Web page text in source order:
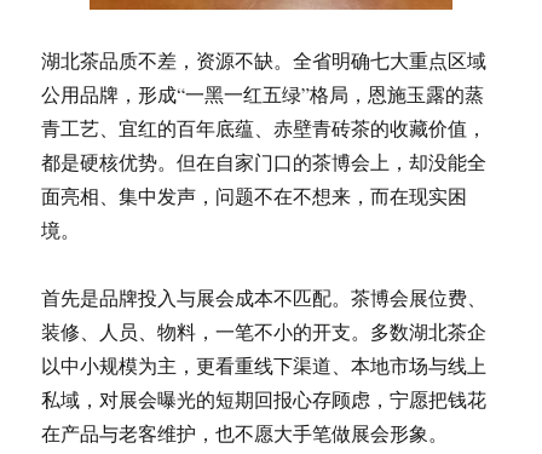
湖北茶品质不差，资源不缺。全省明确七大重点区域
公用品牌，形成“一黑一红五绿”格局，恩施玉露的蒸
青工艺、宜红的百年底蕴、赤壁青砖茶的收藏价值，
都是硬核优势。但在自家门口的茶博会上，却没能全
面亮相、集中发声，问题不在不想来，而在现实困
境。
首先是品牌投入与展会成本不匹配。茶博会展位费、
装修、人员、物料，一笔不小的开支。多数湖北茶企
以中小规模为主，更看重线下渠道、本地市场与线上
私域，对展会曝光的短期回报心存顾虑，宁愿把钱花
在产品与老客维护，也不愿大手笔做展会形象。